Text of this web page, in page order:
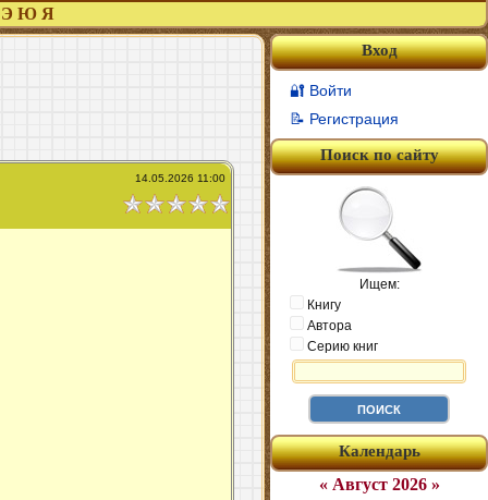
Э Ю Я
14.05.2026 11:00
Вход
🔐 Войти
📝 Регистрация
Поиск по сайту
Ищем:
Книгу
Автора
Серию книг
Календарь
« Август 2026 »